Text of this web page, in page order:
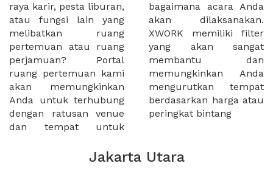
raya karir, pesta liburan,
atau fungsi lain yang
melibatkan ruang
pertemuan atau ruang
perjamuan? Portal
ruang pertemuan kami
akan memungkinkan
Anda untuk terhubung
dengan ratusan venue
dan tempat untuk
bagaimana acara Anda
akan dilaksanakan.
XWORK memiliki filter
yang akan sangat
membantu dan
memungkinkan Anda
mengurutkan tempat
berdasarkan harga atau
peringkat bintang
Jakarta Utara